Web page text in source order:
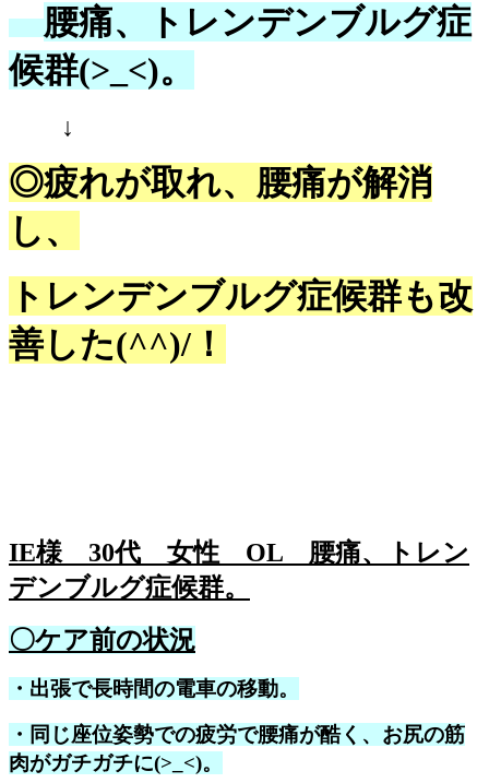
腰痛、トレンデンブルグ症
候群(>_<)。
↓
◎疲れが取れ、腰痛が解消
し、
トレンデンブルグ症候群も改
善した(^^)/！
IE様 30代 女性 OL 腰痛、トレン
デンブルグ症候群。
〇ケア前の状況
・出張で長時間の電車の移動。
・同じ座位姿勢での疲労で腰痛が酷く、お尻の筋
肉がガチガチに(>_<)。